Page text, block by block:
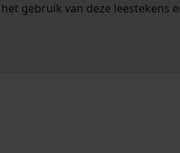
gebruik van deze leestekens